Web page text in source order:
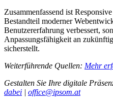
Zusammenfassend ist
Bestandteil moderner
Benutzererfahrung verbessert,
Anpassungsfähigkeit an
sicherstellt.
Weiterführende Quellen: Mehr
Gestalten Sie Ihre digitale
dabei | office@ipsom.at